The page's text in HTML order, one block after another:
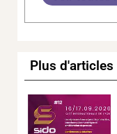
Plus d'articles